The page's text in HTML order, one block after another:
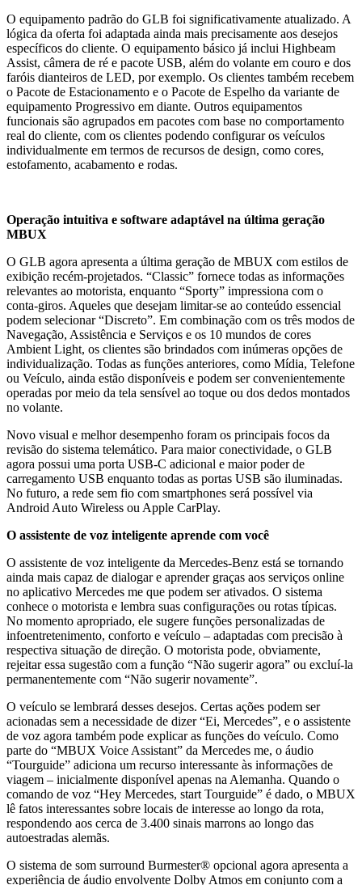
O equipamento padrão do GLB foi significativamente atualizado. A
lógica da oferta foi adaptada ainda mais precisamente aos desejos
específicos do cliente. O equipamento básico já inclui Highbeam
Assist, câmera de ré e pacote USB, além do volante em couro e dos
faróis dianteiros de LED, por exemplo. Os clientes também recebem
o Pacote de Estacionamento e o Pacote de Espelho da variante de
equipamento Progressivo em diante. Outros equipamentos
funcionais são agrupados em pacotes com base no comportamento
real do cliente, com os clientes podendo configurar os veículos
individualmente em termos de recursos de design, como cores,
estofamento, acabamento e rodas.
Operação intuitiva e software adaptável na última geração
MBUX
O GLB agora apresenta a última geração de MBUX com estilos de
exibição recém-projetados. “Classic” fornece todas as informações
relevantes ao motorista, enquanto “Sporty” impressiona com o
conta-giros. Aqueles que desejam limitar-se ao conteúdo essencial
podem selecionar “Discreto”. Em combinação com os três modos de
Navegação, Assistência e Serviços e os 10 mundos de cores
Ambient Light, os clientes são brindados com inúmeras opções de
individualização. Todas as funções anteriores, como Mídia, Telefone
ou Veículo, ainda estão disponíveis e podem ser convenientemente
operadas por meio da tela sensível ao toque ou dos dedos montados
no volante.
Novo visual e melhor desempenho foram os principais focos da
revisão do sistema telemático. Para maior conectividade, o GLB
agora possui uma porta USB-C adicional e maior poder de
carregamento USB enquanto todas as portas USB são iluminadas.
No futuro, a rede sem fio com smartphones será possível via
Android Auto Wireless ou Apple CarPlay.
O assistente de voz inteligente aprende com você
O assistente de voz inteligente da Mercedes-Benz está se tornando
ainda mais capaz de dialogar e aprender graças aos serviços online
no aplicativo Mercedes me que podem ser ativados. O sistema
conhece o motorista e lembra suas configurações ou rotas típicas.
No momento apropriado, ele sugere funções personalizadas de
infoentretenimento, conforto e veículo – adaptadas com precisão à
respectiva situação de direção. O motorista pode, obviamente,
rejeitar essa sugestão com a função “Não sugerir agora” ou excluí-la
permanentemente com “Não sugerir novamente”.
O veículo se lembrará desses desejos. Certas ações podem ser
acionadas sem a necessidade de dizer “Ei, Mercedes”, e o assistente
de voz agora também pode explicar as funções do veículo. Como
parte do “MBUX Voice Assistant” da Mercedes me, o áudio
“Tourguide” adiciona um recurso interessante às informações de
viagem – inicialmente disponível apenas na Alemanha. Quando o
comando de voz “Hey Mercedes, start Tourguide” é dado, o MBUX
lê fatos interessantes sobre locais de interesse ao longo da rota,
respondendo aos cerca de 3.400 sinais marrons ao longo das
autoestradas alemãs.
O sistema de som surround Burmester® opcional agora apresenta a
experiência de áudio envolvente Dolby Atmos em conjunto com a